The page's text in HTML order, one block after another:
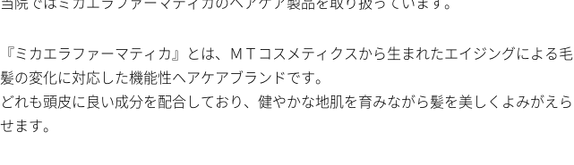
『ミカエラファーマティカ』とは、ＭＴコスメティクスから生まれたエイジングによる毛
髪の変化に対応した機能性ヘアケアブランドです。
どれも頭皮に良い成分を配合しており、健やかな地肌を育みながら髪を美しくよみがえら
せます。